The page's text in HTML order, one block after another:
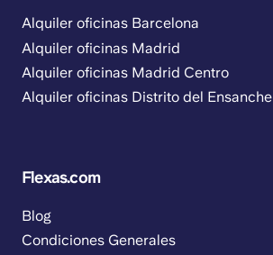
Alquiler oficinas Barcelona
Alquiler oficinas Madrid
Alquiler oficinas Madrid Centro
Alquiler oficinas Distrito del Ensanche
Flexas.com
Blog
Condiciones Generales